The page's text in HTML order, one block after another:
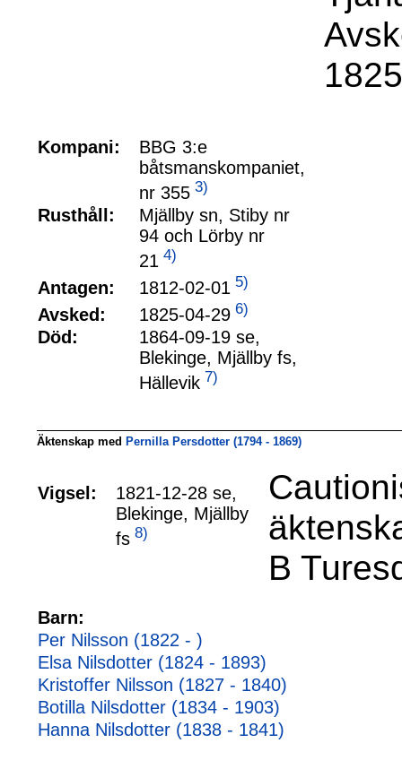
Kompani:
BBG 3:e
båtsmanskompaniet,
nr 355 3)
Rusthåll:
Mjällby sn, Stiby nr
94 och Lörby nr
21 4)
Antagen: 1812-02-01 5)
Avsked: 1825-04-29 6)
Död:
1864-09-19 se,
Blekinge, Mjällby fs,
Hällevik 7)
Äktenskap med Pernilla Persdotter (1794 - 1869)
Vigsel:
1821-12-28 se,
Blekinge, Mjällby
fs 8)
B
Barn:
Per Nilsson (1822 - )
Elsa Nilsdotter (1824 - 1893)
Kristoffer Nilsson (1827 - 1840)
Botilla Nilsdotter (1834 - 1903)
Hanna Nilsdotter (1838 - 1841)